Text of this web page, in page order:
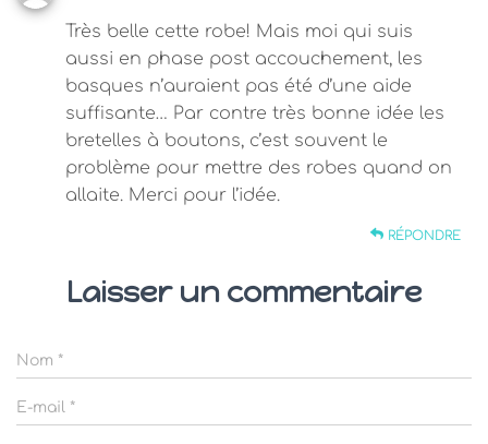
Très belle cette robe! Mais moi qui suis
aussi en phase post accouchement, les
basques n’auraient pas été d’une aide
suffisante… Par contre très bonne idée les
bretelles à boutons, c’est souvent le
problème pour mettre des robes quand on
allaite. Merci pour l’idée.
RÉPONDRE
Laisser un commentaire
Nom *
E-mail *